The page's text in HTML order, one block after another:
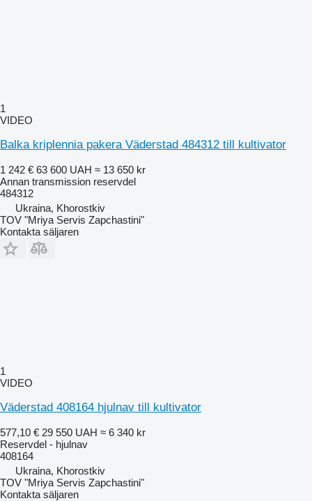
1
VIDEO
Balka kriplennia pakera Väderstad 484312 till kultivator
1 242 € 63 600 UAH ≈ 13 650 kr
Annan transmission reservdel
484312
Ukraina, Khorostkiv
TOV "Mriya Servis Zapchastini"
Kontakta säljaren
1
VIDEO
Väderstad 408164 hjulnav till kultivator
577,10 € 29 550 UAH ≈ 6 340 kr
Reservdel - hjulnav
408164
Ukraina, Khorostkiv
TOV "Mriya Servis Zapchastini"
Kontakta säljaren